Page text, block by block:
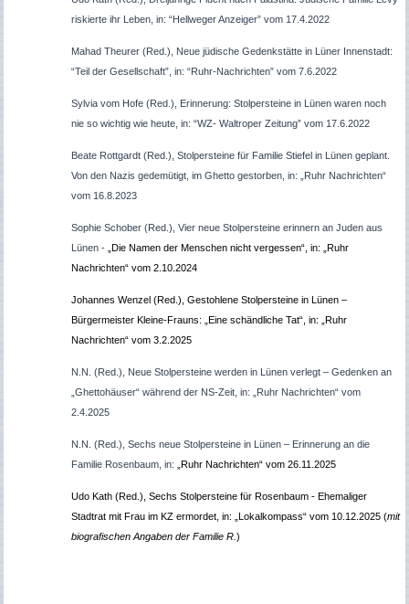
riskierte ihr Leben, in: “Hellweger Anzeiger” vom 17.4.2022
Mahad Theurer (Red.), Neue jüdische Gedenkstätte in Lüner Innenstadt:
“Teil der Gesellschaft”, in: “Ruhr-Nachrichten” vom 7.6.2022
Sylvia vom Hofe (Red.), Erinnerung: Stolpersteine in Lünen waren noch
nie so wichtig wie heute, in: “WZ- Waltroper Zeitung” vom 17.6.2022
Beate Rottgardt (Red.), Stolpersteine für Familie Stiefel in Lünen geplant.
Von den Nazis gedemütigt, im Ghetto gestorben, in: „Ruhr Nachrichten“
vom 16.8.2023
Sophie Schober (Red.), Vier neue Stolpersteine erinnern an Juden aus
Lünen - „Die Namen der Menschen nicht vergessen“, in: „Ruhr
Nachrichten“ vom 2.10.2024
Johannes Wenzel (Red.), Gestohlene Stolpersteine in Lünen –
Bürgermeister Kleine-Frauns: „Eine schändliche Tat“, in: „Ruhr
Nachrichten“ vom 3.2.2025
N.N. (Red.), Neue Stolpersteine werden in Lünen verlegt – Gedenken an
„Ghettohäuser“ während der NS-Zeit, in: „Ruhr Nachrichten“ vom
2.4.2025
N.N. (Red.), Sechs neue Stolpersteine in Lünen – Erinnerung an die
Familie Rosenbaum, in:
„Ruhr Nachrichten“ vom 26.11.2025
Udo Kath (Red.), Sechs Stolpersteine für Rosenbaum - Ehemaliger
Stadtrat mit Frau im KZ ermordet, in: „Lokalkompass“ vom 10.12.2025 (mit
biografischen Angaben der Familie R. )